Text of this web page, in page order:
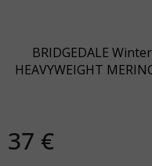
BRIDGEDALE
HEAVYWEIGHT
37 €